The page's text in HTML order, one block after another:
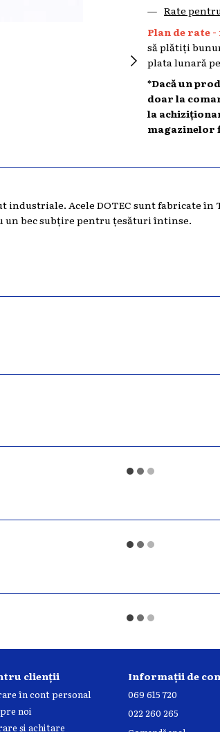
Rate
Plan de rate
să plătiți
plata lunară
*Dacă un
doar la
la
magazinelor
industriale. Acele DOTEC sunt fabricate
un bec subțire pentru țesături întinse.
clienții
în cont personal
noi
și achitare
Informații de
069 615 720
022 260 265